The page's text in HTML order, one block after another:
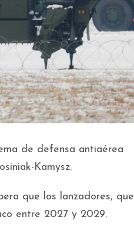
de defensa antiaérea
Kamysz.
que los lanzadores, que
entre 2027 y 2029.